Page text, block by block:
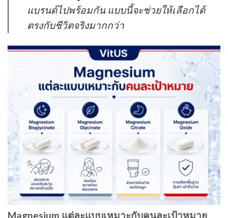
แบรนด์ไปพร้อมกัน แบบนี้จะช่วยให้เลือกได้
ตรงกับชีวิตจริงมากกว่า
Magnesium แต่ละแบบเหมาะกับคนละเป้าหมาย